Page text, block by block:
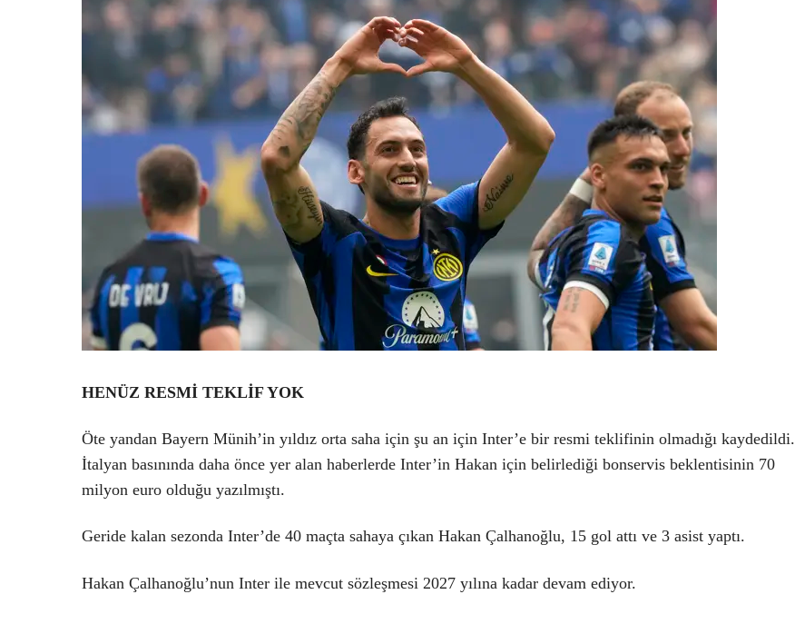
HENÜZ RESMİ TEKLİF YOK
Öte yandan Bayern Münih’in yıldız orta saha için şu an için Inter’e bir resmi teklifinin olmadığı kaydedildi.
İtalyan basınında daha önce yer alan haberlerde Inter’in Hakan için belirlediği bonservis beklentisinin 70
milyon euro olduğu yazılmıştı.
Geride kalan sezonda Inter’de 40 maçta sahaya çıkan Hakan Çalhanoğlu, 15 gol attı ve 3 asist yaptı.
Hakan Çalhanoğlu’nun Inter ile mevcut sözleşmesi 2027 yılına kadar devam ediyor.